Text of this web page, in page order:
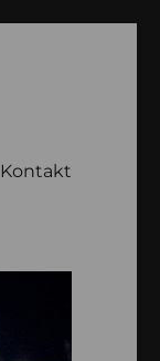
Kontakt